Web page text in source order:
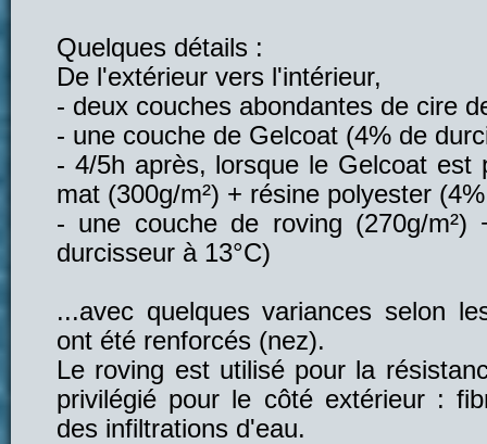
Quelques détails :
De l'extérieur vers l'intérieur,
- deux couches abondantes de cire
- une couche de Gelcoat (4% de
- 4/5h après, lorsque le Gelcoat est
mat (300g/m²) + résine polyester
- une couche de roving (270g/
durcisseur à 13°C)
...avec quelques variances selon
ont été renforcés (nez).
Le roving est utilisé pour la
privilégié pour le côté extérieur :
des infiltrations d'eau.